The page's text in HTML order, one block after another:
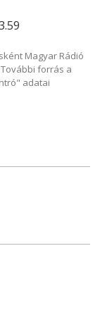
Magyar Rádió
forrás a
adatai